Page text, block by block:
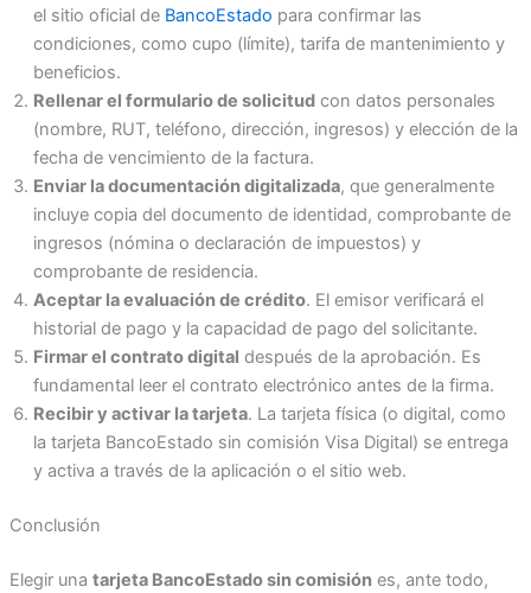
el sitio oficial deBancoEstado para confirmar las
condiciones, como cupo (límite), tarifa de mantenimiento y
beneficios.
Rellenar el formulario de solicitud con datos personales
(nombre, RUT, teléfono, dirección, ingresos) y elección de la
fecha de vencimiento de la factura.
Enviar la documentación digitalizada, que generalmente
incluye copia del documento de identidad, comprobante de
ingresos (nómina o declaración de impuestos) y
comprobante de residencia.
Aceptar la evaluación de crédito. El emisor verificará el
historial de pago y la capacidad de pago del solicitante.
Firmar el contrato digital después de la aprobación. Es
fundamental leer el contrato electrónico antes de la firma.
Recibir y activar la tarjeta. La tarjeta física (o digital, como
la tarjeta BancoEstado sin comisión Visa Digital) se entrega
y activa a través de la aplicación o el sitio web.
Conclusión
Elegir una tarjeta BancoEstado sin comisiónes, ante todo,